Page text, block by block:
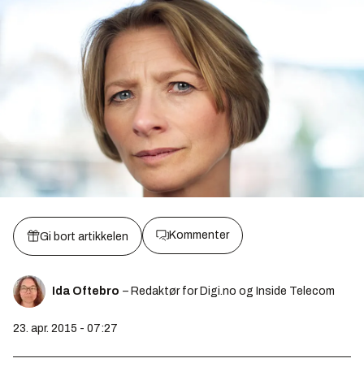
Gi bort artikkelen Kommenter
Ida Oftebro – Redaktør for Digi.no og Inside Telecom
23. apr. 2015 - 07:27